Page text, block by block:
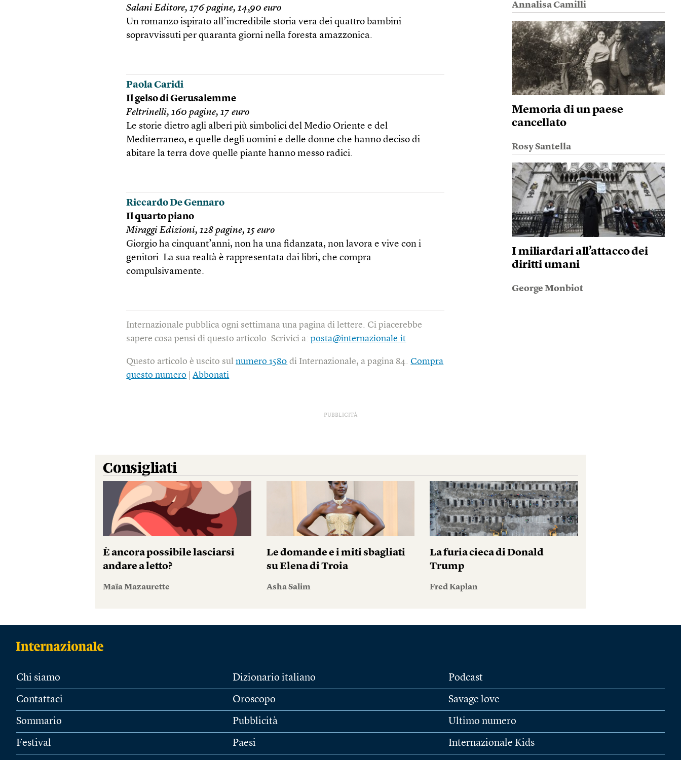
Salani Editore, 176 pagine, 14,90 euro
Un romanzo ispirato all’incredibile storia vera dei quattro bambini
sopravvissuti per quaranta giorni nella foresta amazzonica.
Paola Caridi
Il gelso di Gerusalemme
Feltrinelli, 160 pagine, 17 euro
Le storie dietro agli alberi più simbolici del Medio Oriente e del
Mediterraneo, e quelle degli uomini e delle donne che hanno deciso di
abitare la terra dove quelle piante hanno messo radici.
Riccardo De Gennaro
Il quarto piano
Miraggi Edizioni, 128 pagine, 15 euro
Giorgio ha cinquant’anni, non ha una fidanzata, non lavora e vive con i
genitori. La sua realtà è rappresentata dai libri, che compra
compulsivamente.
Internazionale pubblica ogni settimana una pagina di lettere. Ci piacerebbe
sapere cosa pensi di questo articolo. Scrivici a:posta@internazionale.it
Questo articolo è uscito sulnumero 1580 di Internazionale, a pagina 84.Compra
questo numero |Abbonati
Annalisa Camilli
Memoria di un paese
cancellato
Rosy Santella
I miliardari all’attacco dei
diritti umani
George Monbiot
PUBBLICITÀ
Consigliati
È ancora possibile lasciarsi
andare a letto?
Maïa Mazaurette
Le domande e i miti sbagliati
su Elena di Troia
Asha Salim
La furia cieca di Donald
Trump
Fred Kaplan
Chi siamo
Contattaci
Sommario
Festival
Dizionario italiano
Oroscopo
Pubblicità
Paesi
Podcast
Savage love
Ultimo numero
Internazionale Kids